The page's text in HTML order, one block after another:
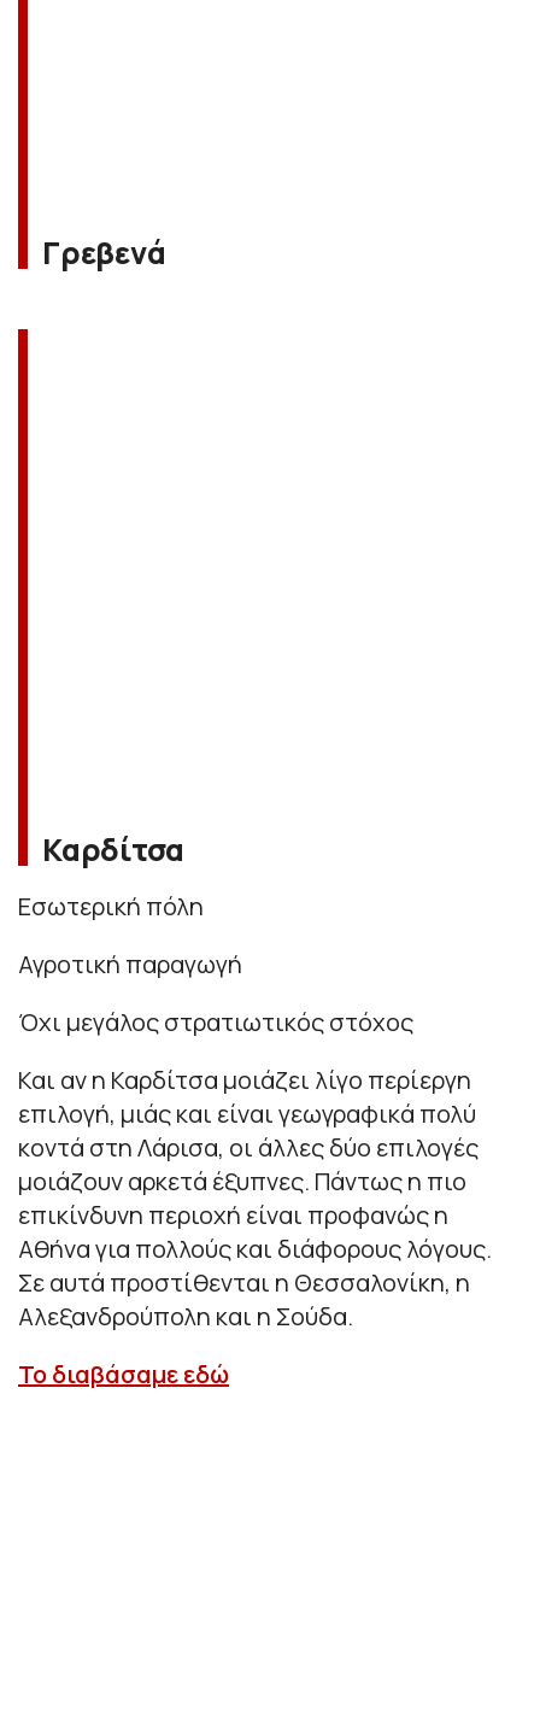
Γρεβενά
Καρδίτσα
Εσωτερική πόλη
Αγροτική παραγωγή
Όχι μεγάλος στρατιωτικός στόχος
Και αν η Καρδίτσα μοιάζει λίγο περίεργη
επιλογή, μιάς και είναι γεωγραφικά πολύ
κοντά στη Λάρισα, οι άλλες δύο επιλογές
μοιάζουν αρκετά έξυπνες. Πάντως η πιο
επικίνδυνη περιοχή είναι προφανώς η
Αθήνα για πολλούς και διάφορους λόγους.
Σε αυτά προστίθενται η Θεσσαλονίκη, η
Αλεξανδρούπολη και η Σούδα.
Το διαβάσαμε εδώ